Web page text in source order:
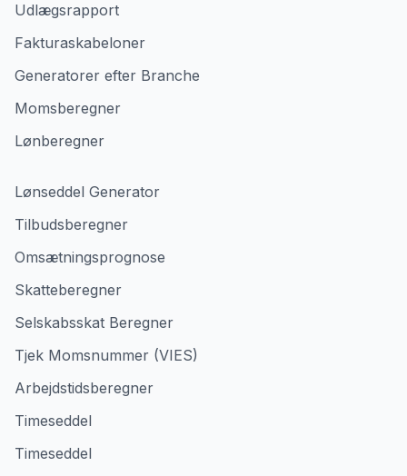
Udlægsrapport
Fakturaskabeloner
Generatorer efter Branche
Momsberegner
Lønberegner
Lønseddel Generator
Tilbudsberegner
Omsætningsprognose
Skatteberegner
Selskabsskat Beregner
Tjek Momsnummer (VIES)
Arbejdstidsberegner
Timeseddel
Timeseddel